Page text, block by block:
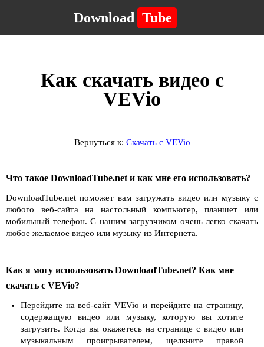
Download Tube
Как скачать видео с
VEVio
Вернуться к: Скачать с VEVio
Что такое DownloadTube.net и как мне его использовать?
DownloadTube.net поможет вам загружать видео или музыку с
любого веб-сайта на настольный компьютер, планшет или
мобильный телефон. С нашим загрузчиком очень легко скачать
любое желаемое видео или музыку из Интернета.
Как я могу использовать DownloadTube.net? Как мне
скачать с VEVio?
Перейдите на веб-сайт VEVio и перейдите на страницу,
содержащую видео или музыку, которую вы хотите
загрузить. Когда вы окажетесь на странице с видео или
музыкальным проигрывателем, щелкните правой